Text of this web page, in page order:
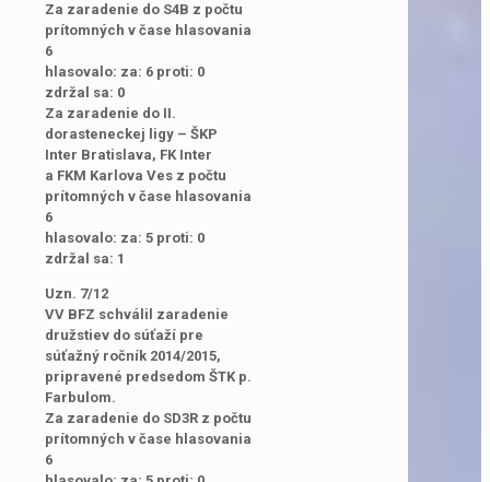
Za zaradenie do S4B z počtu
prítomných v čase hlasovania
6
hlasovalo: za: 6 proti: 0
zdržal sa: 0
Za zaradenie do II.
dorasteneckej ligy – ŠKP
Inter Bratislava, FK Inter
a FKM Karlova Ves z počtu
prítomných v čase hlasovania
6
hlasovalo: za: 5 proti: 0
zdržal sa: 1
Uzn. 7/12
VV BFZ schválil zaradenie
družstiev do súťaží pre
súťažný ročník 2014/2015,
pripravené predsedom ŠTK p.
Farbulom.
Za zaradenie do SD3R z počtu
prítomných v čase hlasovania
6